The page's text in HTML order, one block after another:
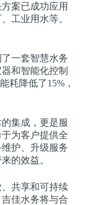
案已成功应用
工业用水等。
一套智慧水务
和智能化控制
耗降低了15%，
集成，更是服
为客户提供全
护、升级服务
的效益。
共享和可持续
佳水务将与合